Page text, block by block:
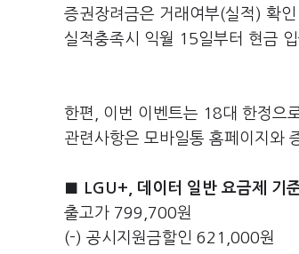
증권장려금은 거래여부(실적) 확
실적충족시 익월 15일부터 현금 입
한편, 이번 이벤트는 18대 한정으
관련사항은 모바일통 홈페이지와
■ LGU+, 데이터 일반 요금제 기
출고가 799,700원
(-) 공시지원금할인 621,000원